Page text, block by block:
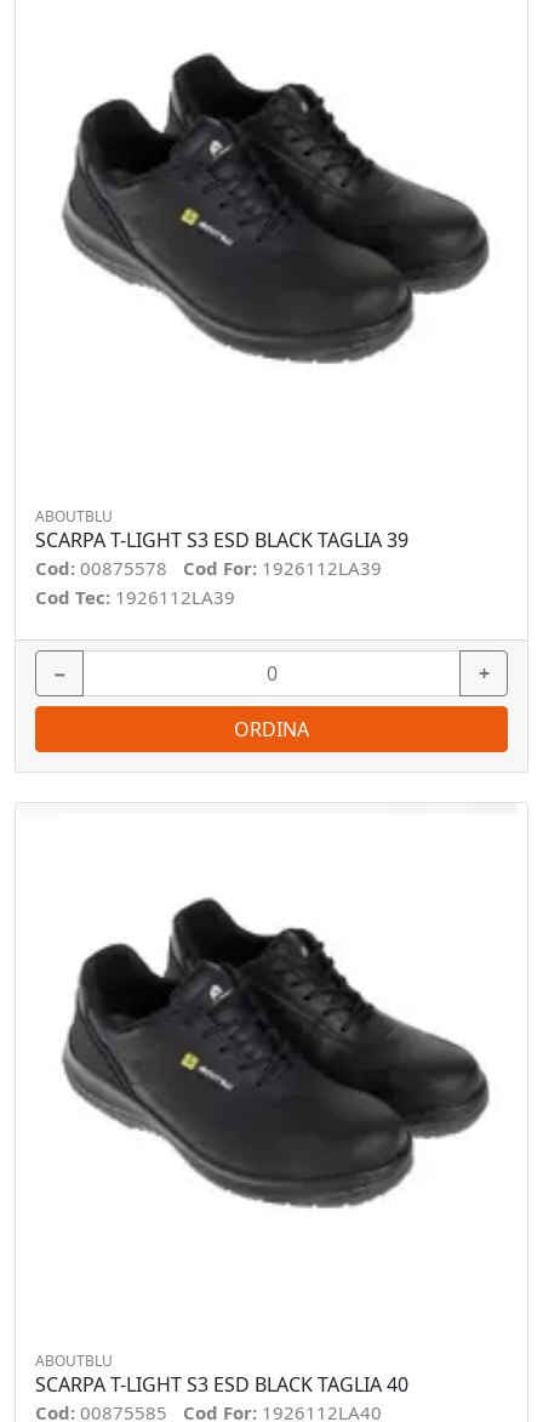
ABOUTBLU
SCARPA T-LIGHT S3 ESD BLACK TAGLIA 39
Cod: 00875578 Cod For: 1926112LA39
Cod Tec: 1926112LA39
− +
ORDINA
ABOUTBLU
SCARPA T-LIGHT S3 ESD BLACK TAGLIA 40
Cod: 00875585 Cod For: 1926112LA40